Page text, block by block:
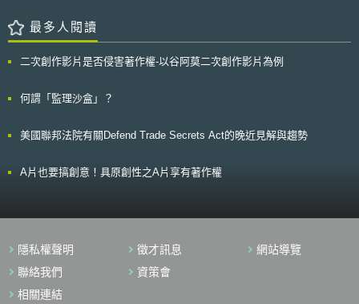
McDonald's自1971年開始在澳洲運營並銷售「BIG MAC」漢堡。這起案件
始於McDonald's公司於2020年提出的指控，聲稱Hungry Jack's於該年推出
和「MEGA MAC」商標極為相似，可能導致消費者混淆，損害其商標權
「MEGA JACK」在外觀、聲音和涵義上與McDonald's的「BIG MAC」和
「MEGA JACK」商標使用侵犯了其商標權，但卻未能提供足夠的證據來支
們在市場上的實際使用情況。雖然兩者可能在某些方面顯示出相似性，例如
JACK」和「MEGA JACK」商標使用未對McDonald's商標構成侵權。 本案
突顯商標管理在品牌企業發展中的關鍵性。企業應定期檢視品牌商標使用情
保護自身的商標權益，確保品牌在市場中的競爭力。 本文同步刊登於TIPS
最多人閱讀
二次創作影片是否侵害著作權-以谷阿莫二次創作影片為例
何謂「監理沙盒」？
美國聯邦法院有關Defend Trade Secrets Act的晚近見解與趨勢
A片也要搞創意！具原創性之A片享有著作權
隱私權聲明 徵才訊息
網站導覽
聯絡我們
資策會
相關連結